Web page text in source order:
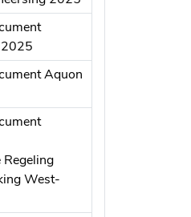
2025
Aquon
Regeling
West-